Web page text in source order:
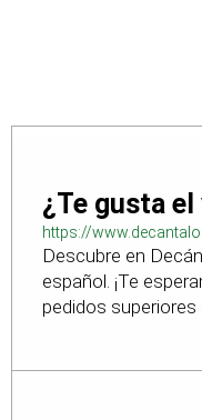
¿Te gusta
https://
Descubre en
español. ¡Te
pedidos superiores